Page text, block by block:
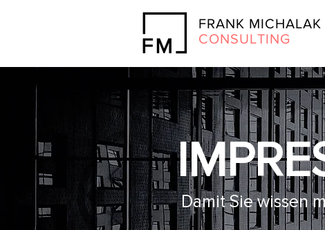
FRANK MICHALAK
CONSULTING
Damit Sie wissen